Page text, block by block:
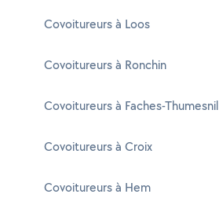
Covoitureurs à Loos
Covoitureurs à Ronchin
Covoitureurs à Faches-Thumesnil
Covoitureurs à Croix
Covoitureurs à Hem